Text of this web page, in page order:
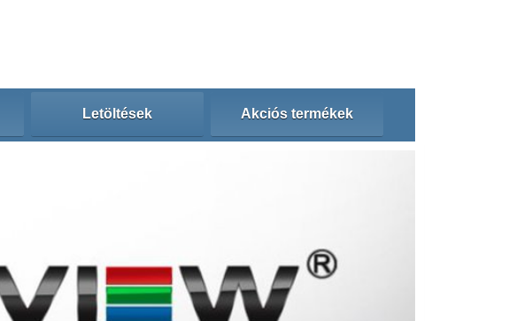
Letöltések Akciós termékek